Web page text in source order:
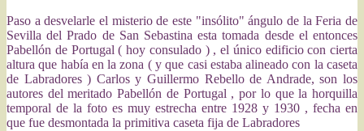
Paso a desvelarle el misterio de este "insólito" ángulo de la Feria de
Sevilla del Prado de San Sebastina esta tomada desde el entonces
Pabellón de Portugal ( hoy consulado ) , el único edificio con cierta
altura que había en la zona ( y que casi estaba alineado con la caseta
de Labradores ) Carlos y Guillermo Rebello de Andrade, son los
autores del meritado Pabellón de Portugal, por lo que la horquilla
temporal de la foto es muy estrecha entre 1928 y 1930 , fecha en
que fue desmontada la primitiva caseta fija de Labradores